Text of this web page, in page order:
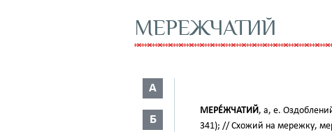
МЕРЕЖЧАТИЙ
А
Б
МЕРЕ́ЖЧАТИЙ, а, е.
341); // Схожий на мережку,